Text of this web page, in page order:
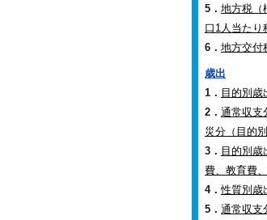
5． 地方税（
口1人当たり
6． 地方交付
歳出
1． 目的別歳
2． 通常収支
災分（目的別
3． 目的別歳
費、教育費、
4．性質別歳
5． 通常収支